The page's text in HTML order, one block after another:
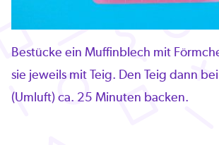
Bestücke ein Muffinblech mit
sie jeweils mit Teig. Den Teig dann
(Umluft) ca. 25 Minuten backen.